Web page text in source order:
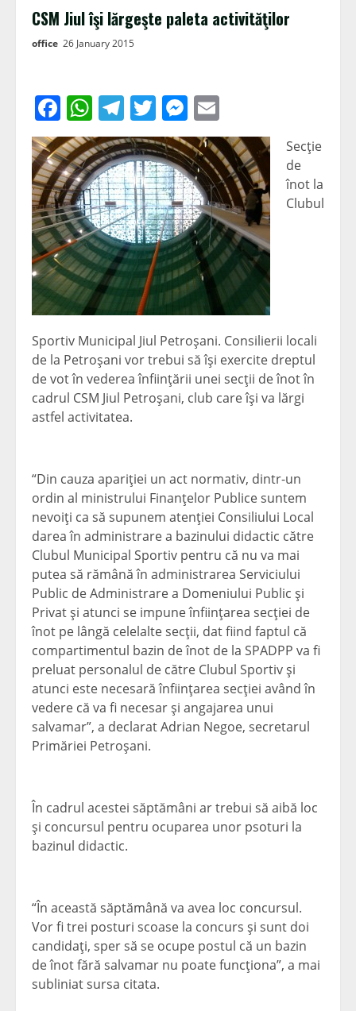
CSM Jiul îşi lărgeşte paleta activităţilor
office 26 January 2015
Facebook
WhatsApp
Telegram
TwitterMessenger
Secţie
de
înot la
Clubul
Sportiv Municipal Jiul Petroşani. Consilierii locali
de la Petroşani vor trebui să îşi exercite dreptul
de vot în vederea înfiinţării unei secţii de înot în
cadrul CSM Jiul Petroşani, club care îşi va lărgi
astfel activitatea.
“Din cauza apariţiei un act normativ, dintr-un
ordin al ministrului Finanţelor Publice suntem
nevoiţi ca să supunem atenţiei Consiliului Local
darea în administrare a bazinului didactic către
Clubul Municipal Sportiv pentru că nu va mai
putea să rămână în administrarea Serviciului
Public de Administrare a Domeniului Public şi
Privat şi atunci se impune înfiinţarea secţiei de
înot pe lângă celelalte secţii, dat fiind faptul că
compartimentul bazin de înot de la SPADPP va fi
preluat personalul de către Clubul Sportiv şi
atunci este necesară înfiinţarea secţiei având în
vedere că va fi necesar şi angajarea unui
salvamar”, a declarat Adrian Negoe, secretarul
Primăriei Petroşani.
În cadrul acestei săptămâni ar trebui să aibă loc
şi concursul pentru ocuparea unor psoturi la
bazinul didactic.
“În această săptămână va avea loc concursul.
Vor fi trei posturi scoase la concurs şi sunt doi
candidaţi, sper să se ocupe postul că un bazin
de înot fără salvamar nu poate funcţiona”, a mai
subliniat sursa citata.